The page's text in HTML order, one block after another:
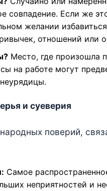
совпадение. Если же
желании
отношений или
Место, где произошла
на работе могут
и суеверия
поверий,
Самое
неприятностей и